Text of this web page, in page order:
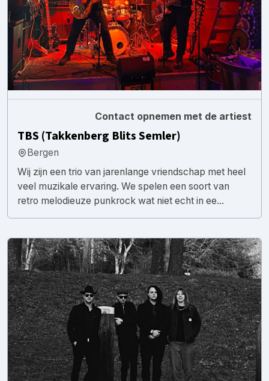
Contact opnemen met de artiest
TBS (Takkenberg Blits Semler)
Bergen
Wij zijn een trio van jarenlange vriendschap met heel
veel muzikale ervaring. We spelen een soort van
retro melodieuze punkrock wat niet echt in ee...